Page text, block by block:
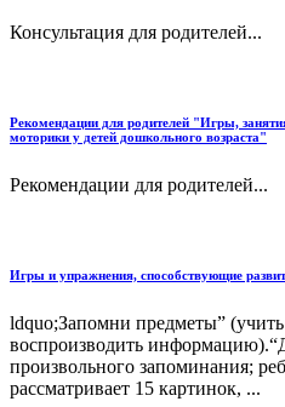
Консультация для родителей...
Рекомендации для родителей "Игры,
моторики у детей дошкольного возраста"
Рекомендации для родителей...
Игры и упражнения, способствующие
ldquo;Запомни предметы”
воспроизводить
произвольного запоминания;
рассматривает 15 картинок, ...